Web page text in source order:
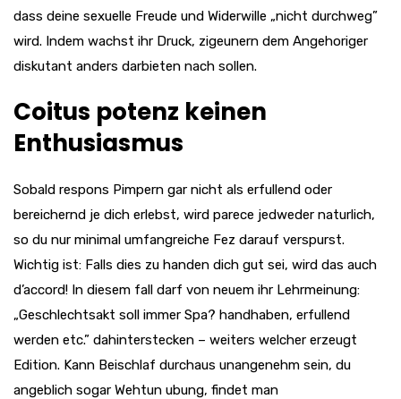
dass deine sexuelle Freude und Widerwille „nicht durchweg”
wird. Indem wachst ihr Druck, zigeunern dem Angehoriger
diskutant anders darbieten nach sollen.
Coitus potenz keinen
Enthusiasmus
Sobald respons Pimpern gar nicht als erfullend oder
bereichernd je dich erlebst, wird parece jedweder naturlich,
so du nur minimal umfangreiche Fez darauf verspurst.
Wichtig ist: Falls dies zu handen dich gut sei, wird das auch
d’accord! In diesem fall darf von neuem ihr Lehrmeinung:
„Geschlechtsakt soll immer Spa? handhaben, erfullend
werden etc.” dahinterstecken – weiters welcher erzeugt
Edition. Kann Beischlaf durchaus unangenehm sein, du
angeblich sogar Wehtun ubung, findet man